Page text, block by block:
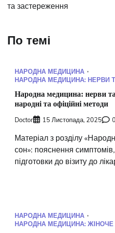
та застереження
По темі
НАРОДНА МЕДИЦИНА
НАРОДНА МЕДИЦИНА: НЕРВИ
Народна медицина: нерви
народні та офіційні методи
Doctor 15 Листопада, 2025 0
Матеріал з розділу
сон»: пояснення
підготовки до візиту до
НАРОДНА МЕДИЦИНА
НАРОДНА МЕДИЦИНА: ЖІНОЧЕ